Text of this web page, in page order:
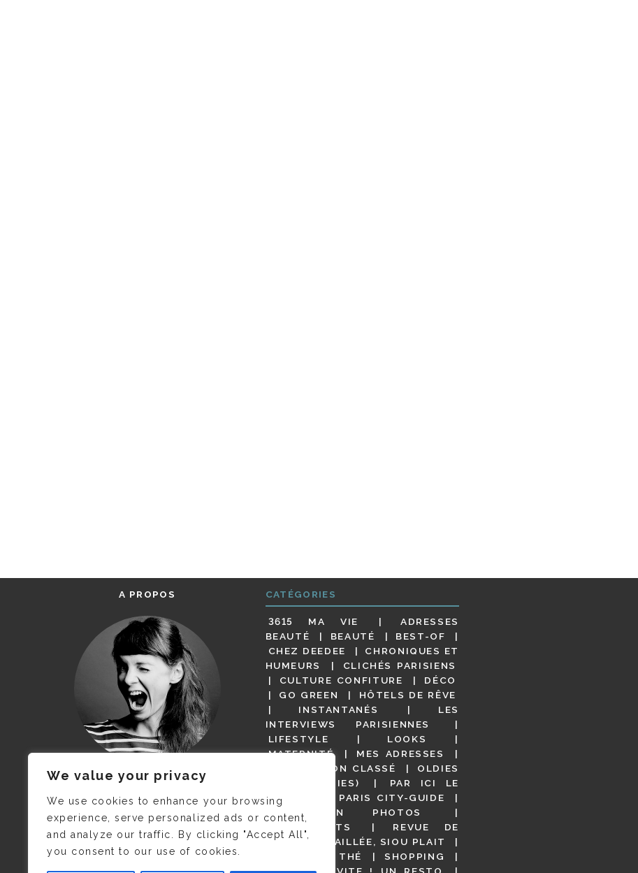
We value your privacy
We use cookies to enhance your browsing
experience, serve personalized ads or content,
and analyze our traffic. By clicking "Accept All",
you consent to our use of cookies.
A PROPOS
JE M’APPELLE DELPHINE MAIS
C’EST ©CAMILLE COLLIN QUI A
PRIS CETTE PHOTO !
CATÉGORIES
3615 MA VIE
ADRESSES
BEAUTÉ
BEAUTÉ
BEST-OF
CHEZ DEEDEE
CHRONIQUES ET
HUMEURS
CLICHÉS PARISIENS
CULTURE CONFITURE
DÉCO
GO GREEN
HÔTELS DE RÊVE
INSTANTANÉS
LES
INTERVIEWS PARISIENNES
LIFESTYLE
LOOKS
MATERNITÉ
MES ADRESSES
NON CLASSÉ
OLDIES
(BUT GOODIES)
PAR ICI LE
MAGOT !
PARIS CITY-GUIDE
PARIS EN PHOTOS
RESTAURANTS
REVUE DE
PRESSE DÉTAILLÉE, SIOU PLAIT
SALONS DE THÉ
SHOPPING
VIDÉOS
VITE ! UN RESTO